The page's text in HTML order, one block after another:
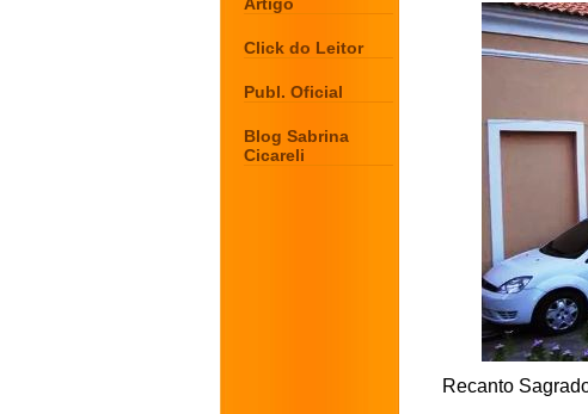
Click do Leitor
Publ. Oficial
Blog Sabrina
Cicareli
Recanto